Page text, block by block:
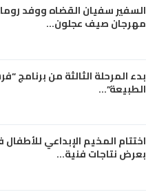
السفير سفيان القضاه ووفد
مهرجان صيف عجلون…
بدء المرحلة الثالثة من برنامج
الطبيعة”…
اختتام المخيم الإبداعي
بعرض نتاجات فنية…